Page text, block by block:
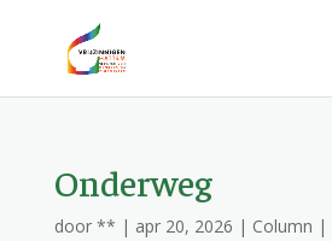
Onderweg
door ** | apr 20, 2026 | Column |